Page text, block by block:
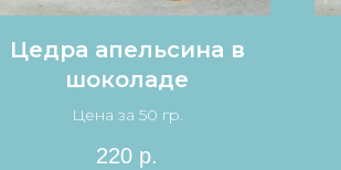
Цедра апельсина в
шоколаде
Цена за 50 гр.
220 р.